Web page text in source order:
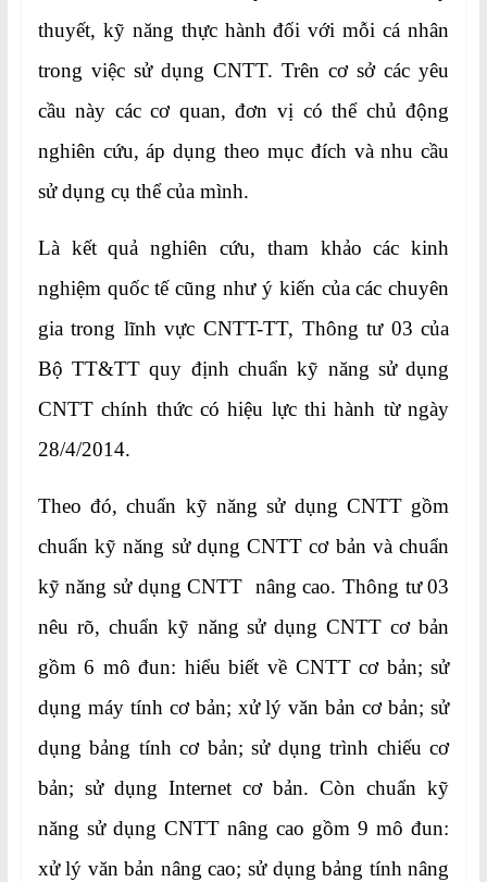
thuyết, kỹ năng thực hành đối với mỗi cá nhân
trong việc sử dụng CNTT. Trên cơ sở các yêu
cầu này các cơ quan, đơn vị có thể chủ động
nghiên cứu, áp dụng theo mục đích và nhu cầu
sử dụng cụ thể của mình.
Là kết quả nghiên cứu, tham khảo các kinh
nghiệm quốc tế cũng như ý kiến của các chuyên
gia trong lĩnh vực CNTT-TT, Thông tư 03 của
Bộ TT&TT quy định chuẩn kỹ năng sử dụng
CNTT chính thức có hiệu lực thi hành từ ngày
28/4/2014.
Theo đó, chuẩn kỹ năng sử dụng CNTT gồm
chuẩn kỹ năng sử dụng CNTT cơ bản và chuẩn
kỹ năng sử dụng CNTT nâng cao. Thông tư 03
nêu rõ, chuẩn kỹ năng sử dụng CNTT cơ bản
gồm 6 mô đun: hiểu biết về CNTT cơ bản; sử
dụng máy tính cơ bản; xử lý văn bản cơ bản; sử
dụng bảng tính cơ bản; sử dụng trình chiếu cơ
bản; sử dụng Internet cơ bản. Còn chuẩn kỹ
năng sử dụng CNTT nâng cao gồm 9 mô đun:
xử lý văn bản nâng cao; sử dụng bảng tính nâng